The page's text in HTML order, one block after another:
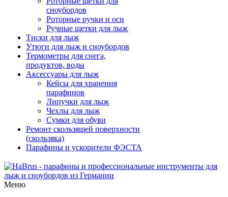
сноубордов
Роторные ручки и оси
Ручные щетки для лыж
Тиски для лыж
Утюги для лыж и сноубордов
Термометры для снега,
продуктов, воды
Аксессуары для лыж
Кейсы для хранения
парафинов
Липучки для лыж
Чехлы для лыж
Сумки для обуви
Ремонт скользящей поверхности
(скользяка)
Парафины и ускорители ФЭСТА
Меню